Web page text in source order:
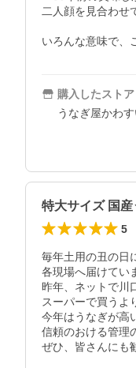
二人顔を見合わせ
いろんな意味で、
購入したストア
うなぎ屋かわ
特大サイズ 国
5
毎年土用の丑の日
各現場へ届けてい
昨年、ネットで川
スーパーで買うよ
今年はうなぎが高
信頼のおける管理
ぜひ、皆さんにも